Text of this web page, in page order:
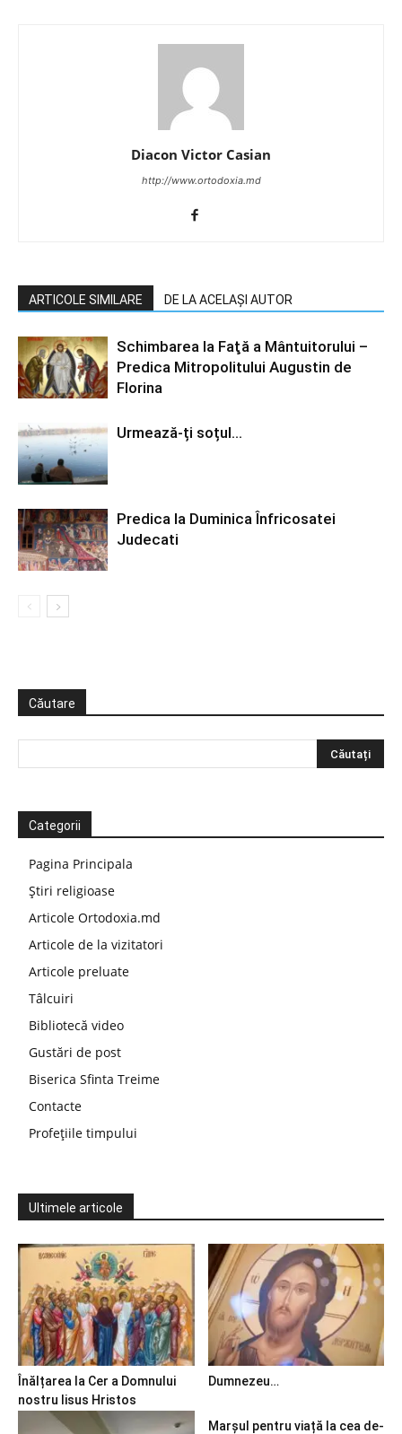
Diacon Victor Casian
http://www.ortodoxia.md
ARTICOLE SIMILARE DE LA ACELAȘI AUTOR
Schimbarea la Faţă a Mântuitorului –
Predica Mitropolitului Augustin de
Florina
Urmează-ți soțul…
Predica la Duminica Înfricosatei
Judecati
Căutare
Categorii
Pagina Principala
Știri religioase
Articole Ortodoxia.md
Articole de la vizitatori
Articole preluate
Tâlcuiri
Bibliotecă video
Gustări de post
Biserica Sfinta Treime
Contacte
Profețiile timpului
Ultimele articole
Înălțarea la Cer a Domnului
nostru Iisus Hristos
Dumnezeu…
Marșul pentru viață la cea de-